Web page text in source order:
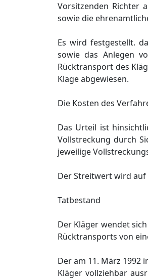
Vorsitzenden Richter
sowie die
Es wird festgestellt.
sowie das Anlegen
Rücktransport des
Klage abgewiesen.
Die Kosten des
Das Urteil ist
Vollstreckung durch
jeweilige
Der Streitwert wird auf
Tatbestand
Der Kläger wendet
Rücktransports von
Der am 11. März 1992
Kläger vollziehbar